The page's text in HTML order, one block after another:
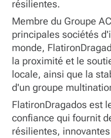
résilientes.
Membre du Groupe
principales sociétés
monde,
la proximité et le
locale, ainsi que la
d'un groupe
FlatironDragados est
confiance qui fournit
résilientes,